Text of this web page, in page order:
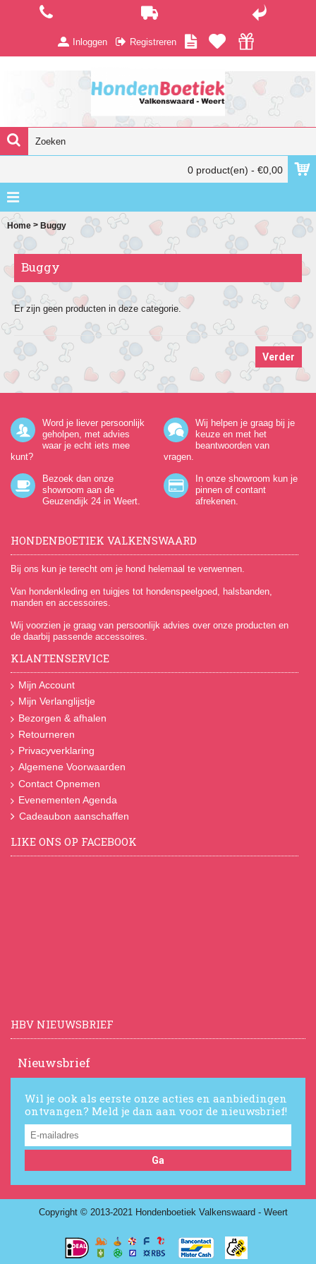
Inloggen Registreren
0 product(en) - €0,00
Home > Buggy
Buggy
Er zijn geen producten in deze categorie.
Verder
Word je liever persoonlijk
geholpen, met advies
waar je echt iets mee
kunt?
Wij helpen je graag bij je
keuze en met het
beantwoorden van
vragen.
Bezoek dan onze
showroom aan de
Geuzendijk 24 in Weert.
In onze showroom kun je
pinnen of contant
afrekenen.
HONDENBOETIEK VALKENSWAARD
Bij ons kun je terecht om je hond helemaal te verwennen.
Van hondenkleding en tuigjes tot hondenspeelgoed, halsbanden,
manden en accessoires.
Wij voorzien je graag van persoonlijk advies over onze producten en
de daarbij passende accessoires.
KLANTENSERVICE
Mijn Account
Mijn Verlanglijstje
Bezorgen & afhalen
Retourneren
Privacyverklaring
Algemene Voorwaarden
Contact Opnemen
Evenementen Agenda
Cadeaubon aanschaffen
LIKE ONS OP FACEBOOK
HBV NIEUWSBRIEF
Nieuwsbrief
Wil je ook als eerste onze acties en aanbiedingen
ontvangen? Meld je dan aan voor de nieuwsbrief!
Ga
Copyright © 2013-2021 Hondenboetiek Valkenswaard - Weert